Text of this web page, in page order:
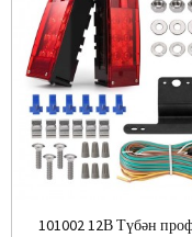
101002 12В Түбән